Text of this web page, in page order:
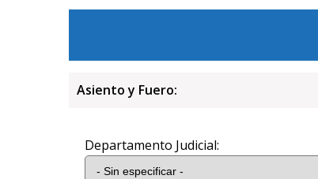
Asiento y Fuero:
Departamento Judicial: